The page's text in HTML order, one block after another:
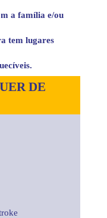
a família e/ou
tem lugares
DE